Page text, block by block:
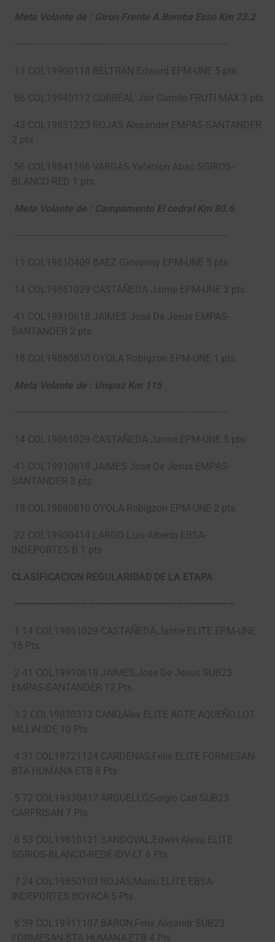
Meta Volante de : Giron Frente A Bomba Esso Km 23.2
——————————————————————————–
13 COL19900118 BELTRAN Edward EPM-UNE 5 pts
86 COL19940112 CORREAL Jair Camilo FRUTI MAX 3 pts
43 COL19831223 ROJAS Alexander EMPAS-SANTANDER
2 pts
56 COL19841106 VARGAS Yeferson Abac SGIROS-
BLANCO-RED 1 pts
Meta Volante de : Campamento El cedral Km 80.6
——————————————————————————–
11 COL19810409 BAEZ Giovanny EPM-UNE 5 pts
14 COL19861029 CASTAÑEDA Jaime EPM-UNE 3 pts
41 COL19910618 JAIMES Jose De Jesus EMPAS-
SANTANDER 2 pts
18 COL19880810 OYOLA Robigzon EPM-UNE 1 pts
Meta Volante de : Unipaz Km 115
——————————————————————————–
14 COL19861029 CASTAÑEDA Jaime EPM-UNE 5 pts
41 COL19910618 JAIMES Jose De Jesus EMPAS-
SANTANDER 3 pts
18 COL19880810 OYOLA Robigzon EPM-UNE 2 pts
22 COL19900414 LARGO Luis Alberto EBSA-
INDEPORTES B 1 pts
CLASIFICACION REGULARIDAD DE LA ETAPA
—————————————————————————————–
1 14 COL19861029 CASTAÑEDA,Jaime ELITE EPM-UNE
15 Pts
2 41 COL19910618 JAIMES,Jose De Jesus SUB23
EMPAS-SANTANDER 12 Pts
3 2 COL19830313 CANO,Alex ELITE AGTE AQUEÑO.LOT
MLLIN.IDE 10 Pts
4 31 COL19721124 CARDENAS,Felix ELITE FORMESAN-
BTA HUMANA-ETB 8 Pts
5 72 COL19930417 ARGUELLO,Sergio Carl SUB23
CARFRISAN 7 Pts
6 53 COL19810121 SANDOVAL,Edwin Alexa ELITE
SGIROS-BLANCO-REDE-IDV-LT 6 Pts
7 24 COL19850103 ROJAS,Mario ELITE EBSA-
INDEPORTES BOYACA 5 Pts
8 39 COL19911107 BARON,Felix Alejandr SUB23
FORMESAN-BTA HUMANA-ETB 4 Pts